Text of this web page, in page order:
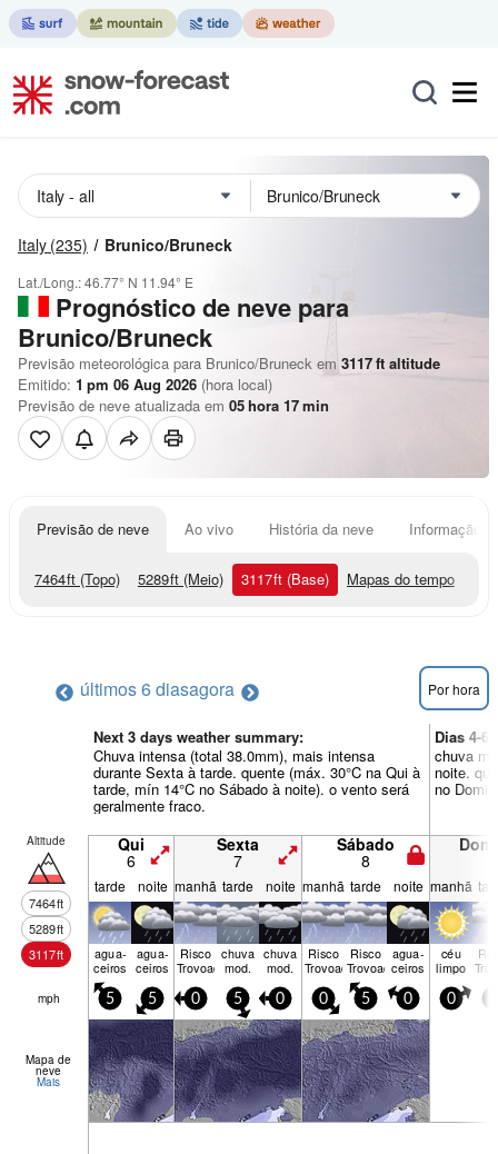
Italy (235) Brunico/Bruneck
Lat./Long.:46.77° N 11.94° E
Prognóstico de neve para
Brunico/Bruneck
Previsão meteorológica para Brunico/Bruneck em 3117ft altitude
Emitido: 1 pm 06 Aug 2026 (hora local)
Previsão de neve atualizada em 05hora 17min
Previsão de neve Ao vivo História da neve Informação
7464ft (Topo) 5289ft (Meio) 3117ft (Base) Mapas do tempo
últimos 6 diasagora Por hora
Next 3 days weather summary:
Chuva intensa (total 38.0mm), mais intensa
durante Sexta à tarde. quente (máx. 30°C na Qui à
tarde, mín 14°C no Sábado à noite). o vento será
geralmente fraco.
Dias 4-6
chuva
noite.
no
Altitude
7464ft
5289ft
3117ft
Qui
6
Sexta
7
Sábado
8
tarde noite manhã tarde noite manhã tarde noite manhã
agua­
ceiros
agua­
ceiros
Risco
Trovoada
chuva
mod.
chuva
mod.
Risco
Trovoada
Risco
Trovoada
agua­
ceiros
céu
limpo
mph 5 5 0 5 0 0 5 0 0
Mapa de
neve
Mais